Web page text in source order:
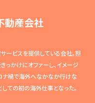
動産会社
ビスを提供している会社。担
っかけにオファーし、イメージ
ナ禍で海外へなかなか行けな
ての初の海外仕事となった。